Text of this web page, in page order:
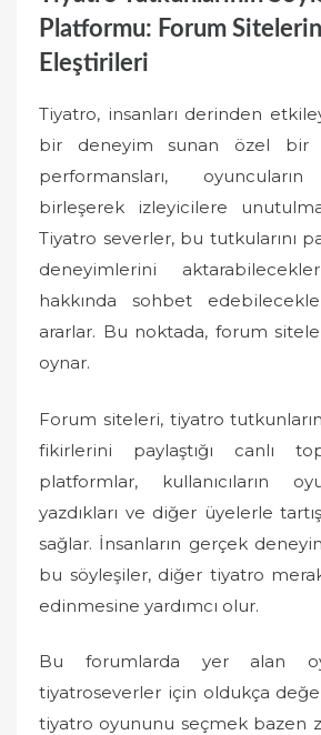
Platformu: Forum
Eleştirileri
Tiyatro, insanları derinden
bir deneyim sunan özel bir
performansları,
birleşerek izleyicilere
Tiyatro severler, bu tutkularını
deneyimlerini
hakkında sohbet
ararlar. Bu noktada, forum
oynar.
Forum siteleri, tiyatro
fikirlerini paylaştığı canlı
platformlar, kullanıcıların
yazdıkları ve diğer üyelerle
sağlar. İnsanların gerçek
bu söyleşiler, diğer tiyatro
edinmesine yardımcı olur.
Bu forumlarda yer alan
tiyatroseverler için oldukça
tiyatro oyununu seçmek bazen